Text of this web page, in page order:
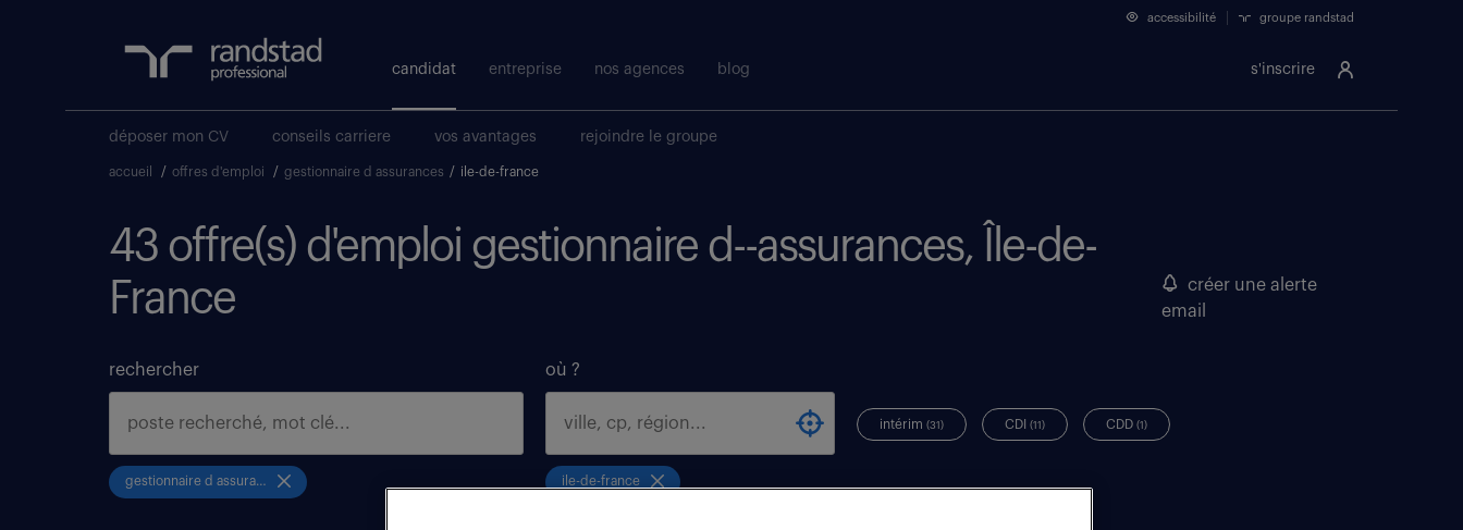
s'inscrire
accessibilité groupe randstad
candidat entreprise nos agences blog
déposer mon CV conseils carriere vos avantages rejoindre le groupe
accueil / offres d'emploi / gestionnaire d assurances / ile-de-france
43 offre(s) d'emploi gestionnaire d--assurances, Île-de-
France
créer une alerte
email
rechercher
gestionnaire d assurances
où ?
ile-de-france
intérim(31) CDI(11) CDD(1)